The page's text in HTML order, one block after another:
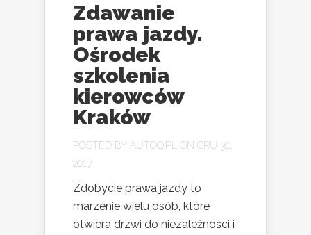
Zdawanie
prawa jazdy.
Ośrodek
szkolenia
kierowców
Kraków
POSTED BY AUTOQ.PL ON GRU 30,
2017
Zdobycie prawa jazdy to
marzenie wielu osób, które
otwiera drzwi do niezależności i